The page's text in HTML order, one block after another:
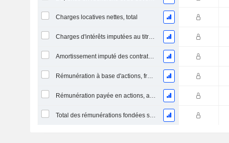
Charges locatives nettes, total
Charges d'intérêts imputées au titre des contrats de location
Amortissement imputé des contrats de location simple
Rémunération à base d'actions, frais généraux et administratifs (total)
Rémunération payée en actions, autres (total)
Total des rémunérations fondées sur des actions